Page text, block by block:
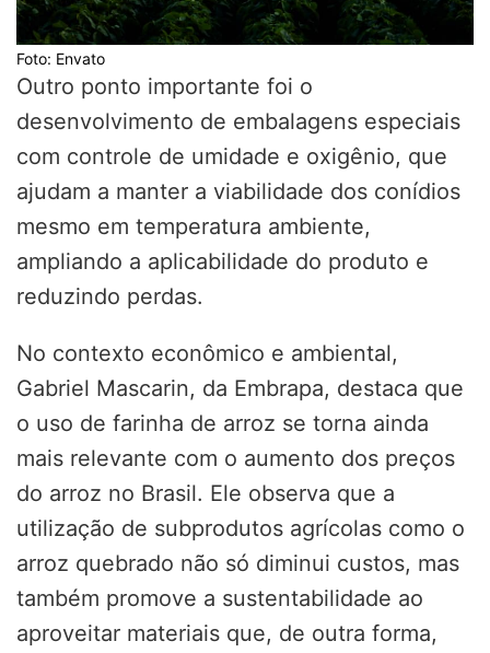
Foto: Envato
Outro ponto importante foi o
desenvolvimento de embalagens especiais
com controle de umidade e oxigênio, que
ajudam a manter a viabilidade dos conídios
mesmo em temperatura ambiente,
ampliando a aplicabilidade do produto e
reduzindo perdas.
No contexto econômico e ambiental,
Gabriel Mascarin, da Embrapa, destaca que
o uso de farinha de arroz se torna ainda
mais relevante com o aumento dos preços
do arroz no Brasil. Ele observa que a
utilização de subprodutos agrícolas como o
arroz quebrado não só diminui custos, mas
também promove a sustentabilidade ao
aproveitar materiais que, de outra forma,